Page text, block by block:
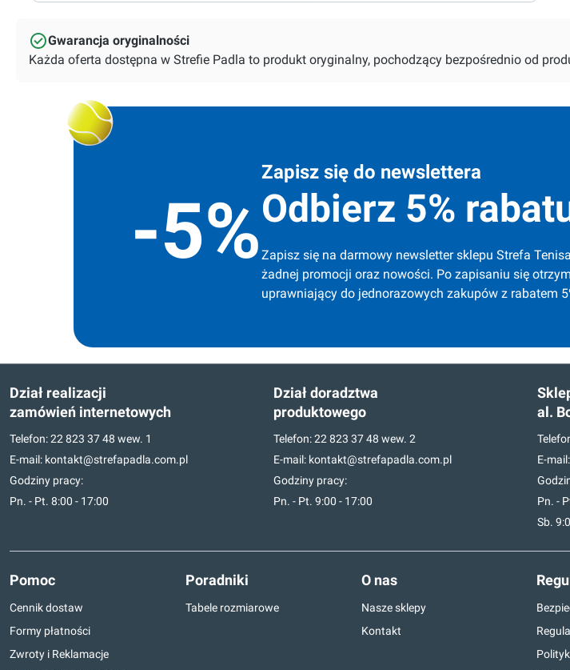
Gwarancja oryginalności
Każda oferta dostępna w Strefie Padla to produkt oryginalny, pochodzący bezpośrednio od
-5%
Zapisz się do newslettera
Odbierz 5%
Zapisz się na darmowy newsletter sklepu Strefa
żadnej promocji oraz nowości. Po zapisaniu się
uprawniający do jednorazowych zakupów z rabatem
Dział realizacji
zamówień internetowych
Telefon:22 823 37 48 wew. 1
E-mail: kontakt@strefapadla.com.pl
Godziny pracy:
Pn. - Pt. 8:00 - 17:00
Dział doradztwa
produktowego
Telefon:22 823 37 48 wew. 2
E-mail: kontakt@strefapadla.com.pl
Godziny pracy:
Pn. - Pt. 9:00 - 17:00
al.
E-mail:
Pn. -
Sb.
Pomoc
Cennik dostaw
Formy płatności
Zwroty i Reklamacje
Poradniki
Tabele rozmiarowe
O nas
Nasze sklepy
Kontakt